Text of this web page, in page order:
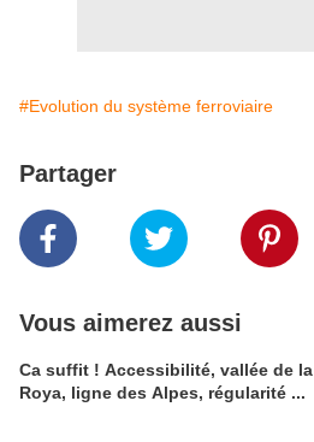
#Evolution du système ferroviaire
Partager
Vous aimerez aussi
Ca suffit ! Accessibilité, vallée de la
Roya, ligne des Alpes, régularité ...